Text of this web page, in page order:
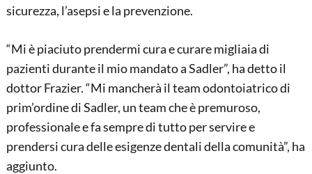
sicurezza, l’asepsi e la prevenzione.
“Mi è piaciuto prendermi cura e curare migliaia di
pazienti durante il mio mandato a Sadler”, ha detto il
dottor Frazier. “Mi mancherà il team odontoiatrico di
prim’ordine di Sadler, un team che è premuroso,
professionale e fa sempre di tutto per servire e
prendersi cura delle esigenze dentali della comunità”, ha
aggiunto.